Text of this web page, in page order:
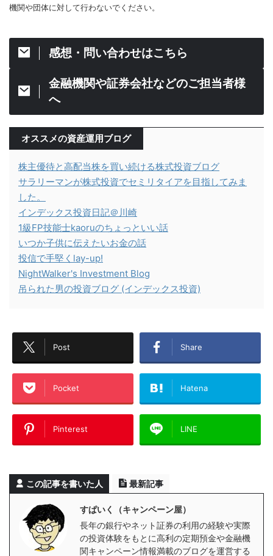
機関や団体に対して行わないでください。
感想・問い合わせはこちら
金融機関や証券会社などのご担当者様
へ
オススメの資産運用ブログ
株主優待と高配当株を買い続ける株式投資ブログ
サラリーマンが株式投資でセミリタイアを目指してみま
した。
インデックス投資日記＠川崎
1級FP技能士kaoruのちょっといい話
いつか子供に伝えたいお金の話
投信で手堅くlay-up!
NightWalker's Investment Blog
吊られた男の投資ブログ (インデックス投資)
Post Share
Pocket Hatena
Pinterest LINE
この記事を書いた人 最新記事
すぱいく（キャンペーン屋）
長年の銀行やネット証券の利用の経験や実際
の投資体験をもとに高利の定期預金や金融機
関キャンペーン情報満載のブログを運営する